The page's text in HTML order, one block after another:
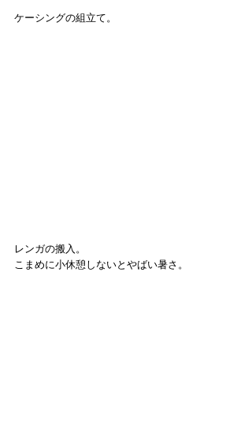
ケーシングの組立て。
レンガの搬入。
こまめに小休憩しないとやばい暑さ。